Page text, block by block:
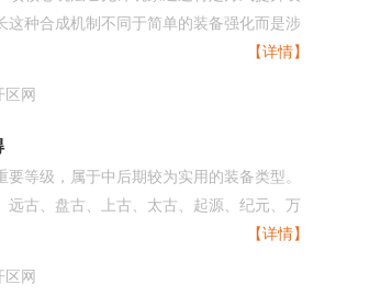
这种合成机制不同于简单的装备强化而是涉
【详情】
网
等级，属于中后期较为实用的装备类型。
远古、盘古、上古、太古、起源、纪元、万
【详情】
网